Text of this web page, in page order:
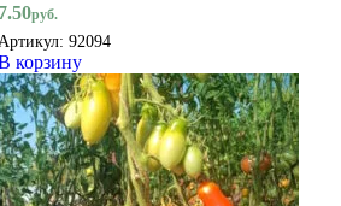
руб.
92094
корзину